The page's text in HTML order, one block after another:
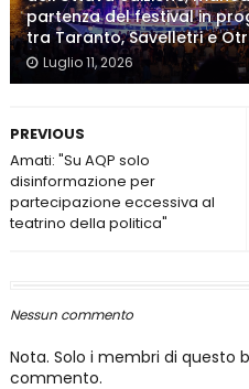
partenza del festival in
tra Taranto, Savelletri e
Luglio 11, 2026
PREVIOUS
Amati: "Su AQP solo
disinformazione per
partecipazione eccessiva al
teatrino della politica"
Nessun commento
Nota. Solo i membri di questo
commento.